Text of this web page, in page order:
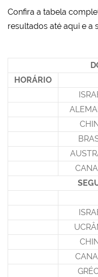
Confira a tabela
resultados até aqui e a
HORÁRIO